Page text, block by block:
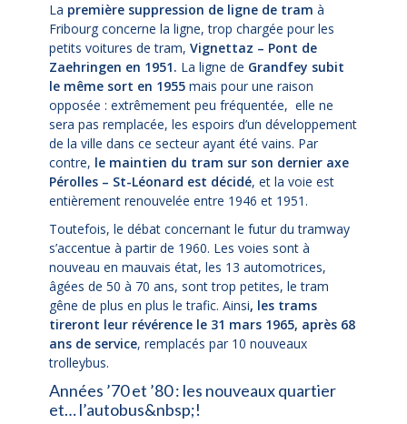
La première suppression de ligne de tram à
Fribourg concerne la ligne, trop chargée pour les
petits voitures de tram, Vignettaz – Pont de
Zaehringen en 1951. La ligne de Grandfey subit
le même sort en 1955 mais pour une raison
opposée : extrêmement peu fréquentée, elle ne
sera pas remplacée, les espoirs d’un développement
de la ville dans ce secteur ayant été vains. Par
contre, le maintien du tram sur son dernier axe
Pérolles – St-Léonard est décidé, et la voie est
entièrement renouvelée entre 1946 et 1951.
Toutefois, le débat concernant le futur du tramway
s’accentue à partir de 1960. Les voies sont à
nouveau en mauvais état, les 13 automotrices,
âgées de 50 à 70 ans, sont trop petites, le tram
gêne de plus en plus le trafic. Ainsi, les trams
tireront leur révérence le 31 mars 1965, après 68
ans de service, remplacés par 10 nouveaux
trolleybus.
Années ’70 et ’80 : les nouveaux quartier
et… l’autobus&nbsp;!